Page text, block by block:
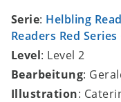
Serie: Helbling
Readers Red Series
Level: Level 2
Bearbeitung:
Illustration: